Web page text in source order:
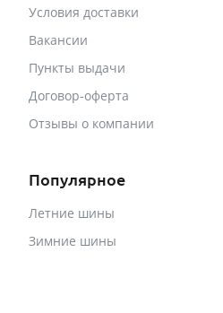
Условия доставки
Вакансии
Пункты выдачи
Договор-оферта
Отзывы о компании
Популярное
Летние шины
Зимние шины